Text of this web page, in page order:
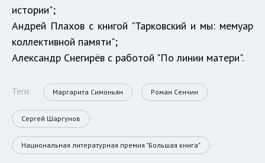
истории";
Андрей Плахов с книгой "Тарковский и мы: мемуар
коллективной памяти";
Александр Снегирёв с работой "По линии матери".
Теги: Маргарита Симоньян Роман Сенчин
Сергей Шаргунов
Национальная литературная премия "Большая книга"